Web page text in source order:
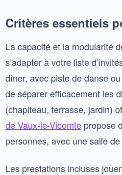
Critères essentiels
La capacité et la modularité
s’adapter à votre liste
dîner, avec piste de danse
de séparer efficacement les
(chapiteau, terrasse, jardin)
de Vaux-le-Vicomte propose
personnes, avec une salle
Les prestations incluses